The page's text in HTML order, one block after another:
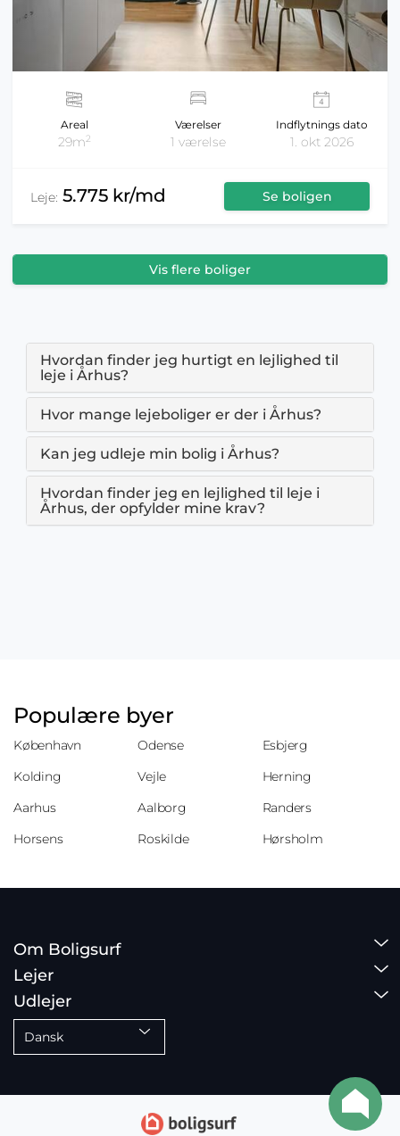
Areal
29m2
Værelser
1 værelse
Indflytnings dato
1. okt 2026
Leje: 5.775 kr/md Se boligen
Vis flere boliger
Hvordan finder jeg hurtigt en lejlighed til
leje i Århus?
Hvor mange lejeboliger er der i Århus?
Kan jeg udleje min bolig i Århus?
Hvordan finder jeg en lejlighed til leje i
Århus, der opfylder mine krav?
Populære byer
København Odense
Esbjerg
Kolding
Vejle
Herning
Aarhus
Aalborg
Randers
Horsens
Roskilde Hørsholm
Om Boligsurf
Lejer
Udlejer